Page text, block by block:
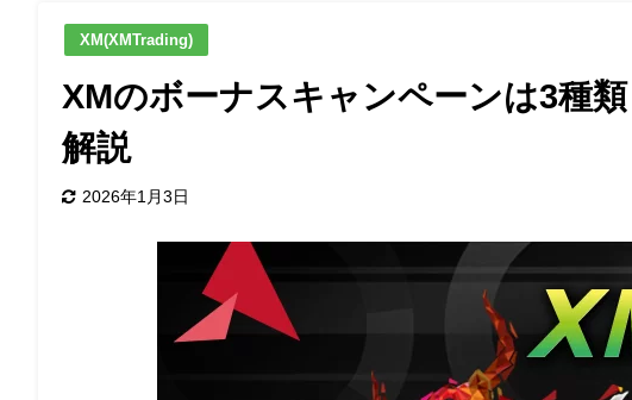
XM(XMTrading)
XMのボーナスキャンペーンは3種
解説
2026年1月3日